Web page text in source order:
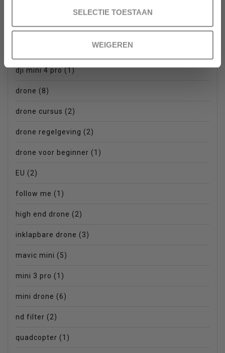
SELECTIE TOESTAAN
WEIGEREN
dji mavic 3(1)
dji mini 4 pro(1)
drone (8)
drone cursus (2)
drone regelgeving (2)
drone voor beginner (1)
EU (2)
follow me (1)
high end drone (2)
inklapbare drone (3)
mavic mini (5)
mini 3 pro (1)
mini drone (6)
nd filter (2)
quadcopter (1)